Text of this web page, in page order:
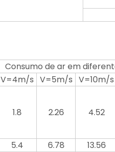
Consumo de ar em
V=4m/s V=5m/s V=10m/s
1.8 2.26 4.52
5.4 6.78 13.56